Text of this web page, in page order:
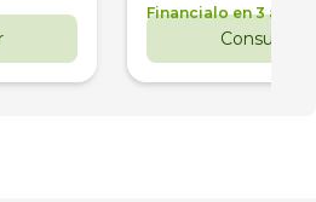
Financialo en 3 años
Consultar